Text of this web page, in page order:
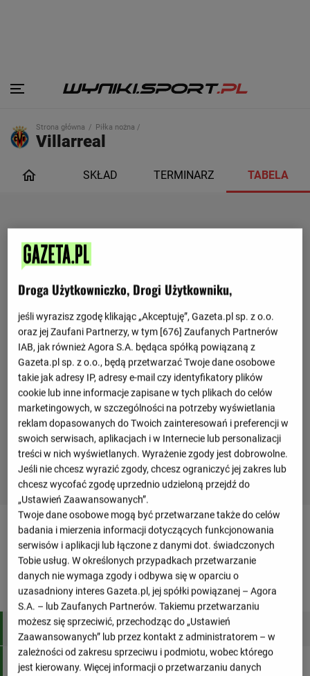
Strona główna Piłka nożna /
Villarreal
SKŁAD TERMINARZ TABELA
Tabele drużyny
LaLiga
1 FC Barcelona 38
2 Real Madryt 38
Droga Użytkowniczko, Drogi Użytkowniku,
jeśli wyrazisz zgodę klikając „Akceptuję”, Gazeta.pl sp. z o.o.
oraz jej Zaufani Partnerzy, w tym [676] Zaufanych Partnerów
IAB, jak również Agora S.A. będąca spółką powiązaną z
Gazeta.pl sp. z o.o., będą przetwarzać Twoje dane osobowe
takie jak adresy IP, adresy e-mail czy identyfikatory plików
cookie lub inne informacje zapisane w tych plikach do celów
marketingowych, w szczególności na potrzeby wyświetlania
reklam dopasowanych do Twoich zainteresowań i preferencji w
swoich serwisach, aplikacjach i w Internecie lub personalizacji
treści w nich wyświetlanych. Wyrażenie zgody jest dobrowolne.
Jeśli nie chcesz wyrazić zgody, chcesz ograniczyć jej zakres lub
chcesz wycofać zgodę uprzednio udzieloną przejdź do
„Ustawień Zaawansowanych”.
Twoje dane osobowe mogą być przetwarzane także do celów
badania i mierzenia informacji dotyczących funkcjonowania
serwisów i aplikacji lub łączone z danymi dot. świadczonych
Tobie usług. W określonych przypadkach przetwarzanie
danych nie wymaga zgody i odbywa się w oparciu o
uzasadniony interes Gazeta.pl, jej spółki powiązanej – Agora
S.A. – lub Zaufanych Partnerów. Takiemu przetwarzaniu
możesz się sprzeciwić, przechodząc do „Ustawień
Zaawansowanych” lub przez kontakt z administratorem – w
zależności od zakresu sprzeciwu i podmiotu, wobec którego
jest kierowany. Więcej informacji o przetwarzaniu danych